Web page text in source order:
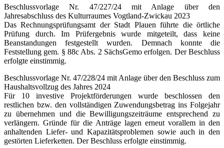
Beschlussvorlage Nr. 47/227/24 mit Anlage über den
Jahresabschluss des Kulturraumes Vogtland-Zwickau 2023
Das Rechnungsprüfungsamt der Stadt Plauen führte die örtliche
Prüfung durch. Im Prüfergebnis wurde mitgeteilt, dass keine
Beanstandungen festgestellt wurden. Demnach konnte die
Feststellung gem. § 88c Abs. 2 SächsGemo erfolgen. Der Beschluss
erfolgte einstimmig.
Beschlussvorlage Nr. 47/228/24 mit Anlage über den Beschluss zum
Haushaltsvollzug des Jahres 2024
Für 10 investive Projektförderungen wurde beschlossen den
restlichen bzw. den vollständigen Zuwendungsbetrag ins Folgejahr
zu übernehmen und die Bewilligungszeiträume entsprechend zu
verlängern. Gründe für die Anträge lagen erneut vorallem in den
anhaltenden Liefer- und Kapazitätsproblemen sowie auch in den
gestörten Lieferketten. Der Beschluss erfolgte einstimmig.